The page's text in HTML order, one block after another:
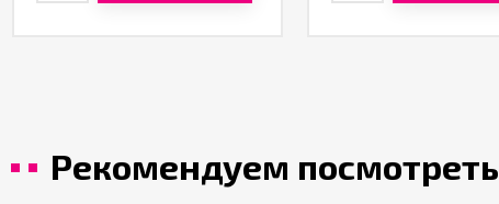
Рекомендуем посмотреть